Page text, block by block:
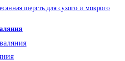
шерсть для сухого и мокрого